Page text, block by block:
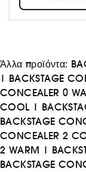
Άλλα προϊόντα:
| BACKSTAGE
CONCEALER 0
COOL |
BACKSTAGE
CONCEALER 2
2 WARM |
BACKSTAGE